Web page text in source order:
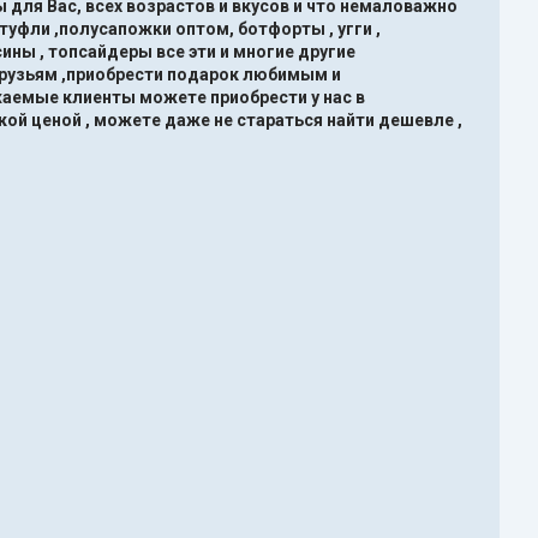
Вас, всех возрастов и вкусов и что немаловажно
,полусапожки оптом, ботфорты , угги ,
, топсайдеры все эти и многие другие
,приобрести подарок любимым и
клиенты можете приобрести у нас в
ценой , можете даже не стараться найти дешевле ,